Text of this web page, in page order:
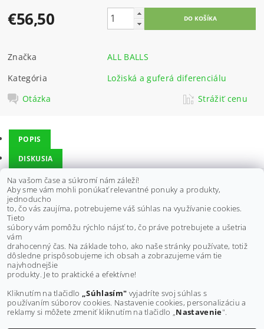
€56,50
Značka
ALL BALLS
Kategória
Ložiská a guferá diferenciálu
Otázka
Strážiť cenu
POPIS
DISKUSIA
Opravná sada diferenciálu je vhodná pre HONDA - predný
differenciál:
TRX350FE 00-06,
TRX350FM Fourtrax Rancher 00-06
Buďte prvý, kto napíše príspevok k tejto položke.
Na vašom čase a súkromí nám záleží!
Aby sme vám mohli ponúkať relevantné ponuky a produkty,
jednoducho
to, čo vás zaujíma, potrebujeme váš súhlas na využívanie cookies.
Tieto
súbory vám pomôžu rýchlo nájsť to, čo práve potrebujete a ušetria
vám
drahocenný čas. Na základe toho, ako naše stránky používate, totiž
dôsledne prispôsobujeme ich obsah a zobrazujeme vám tie
najvhodnejšie
produkty. Je to praktické a efektívne!
Kliknutím na tlačidlo „Súhlasím" vyjadríte svoj súhlas s
používaním súborov cookies. Nastavenie cookies, personalizáciu a
reklamy si môžete zmeniť kliknutím na tlačidlo „Nastavenie".